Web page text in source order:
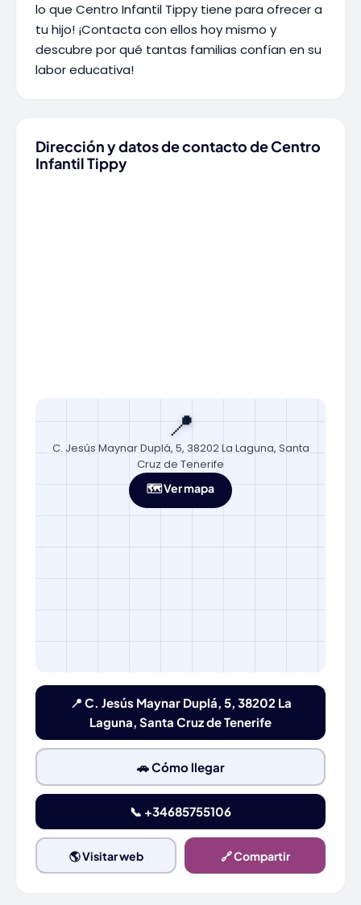
lo que Centro Infantil Tippy tiene para ofrecer a
tu hijo! ¡Contacta con ellos hoy mismo y
descubre por qué tantas familias confían en su
labor educativa!
Dirección y datos de contacto de Centro
Infantil Tippy
📍
C. Jesús Maynar Duplá, 5, 38202 La Laguna, Santa
Cruz de Tenerife
🗺️ Ver mapa
📍 C. Jesús Maynar Duplá, 5, 38202 La
Laguna, Santa Cruz de Tenerife
🚗 Cómo llegar
📞 +34685755106
🌎 Visitar web 🔗 Compartir